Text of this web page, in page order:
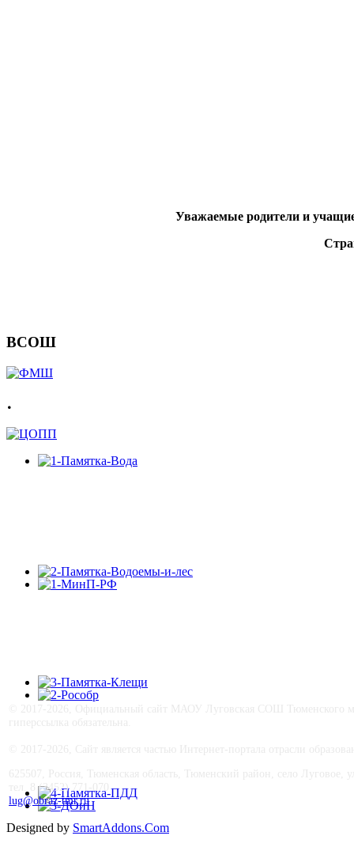
Уважаемые родители и
ВСОШ
.
тел. 8 (3452) 771-070
lug@obraz-tmr.ru
Designed by SmartAddons.Com